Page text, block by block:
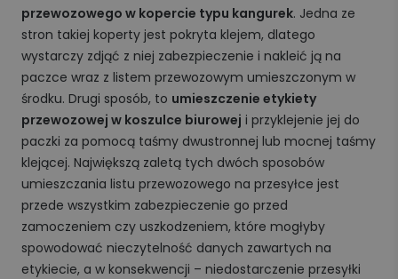
przewozowego w kopercie typu kangurek. Jedna ze
stron takiej koperty jest pokryta klejem, dlatego
wystarczy zdjąć z niej zabezpieczenie i nakleić ją na
paczce wraz z listem przewozowym umieszczonym w
środku. Drugi sposób, to umieszczenie etykiety
przewozowej w koszulce biurowej i przyklejenie jej do
paczki za pomocą taśmy dwustronnej lub mocnej taśmy
klejącej. Największą zaletą tych dwóch sposobów
umieszczania listu przewozowego na przesyłce jest
przede wszystkim zabezpieczenie go przed
zamoczeniem czy uszkodzeniem, które mogłyby
spowodować nieczytelność danych zawartych na
etykiecie, a w konsekwencji – niedostarczenie przesyłki